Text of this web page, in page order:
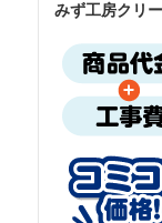
みず工房クリ